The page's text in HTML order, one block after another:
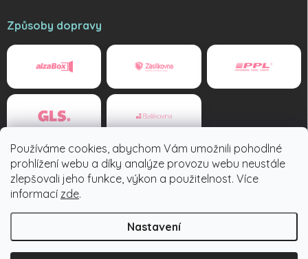
Používáme cookies, abychom Vám umožnili pohodlné
prohlížení webu a díky analýze provozu webu neustále
zlepšovali jeho funkce, výkon a použitelnost. Více
informací zde.
Nastavení
Způsoby dopravy
Způsoby platby